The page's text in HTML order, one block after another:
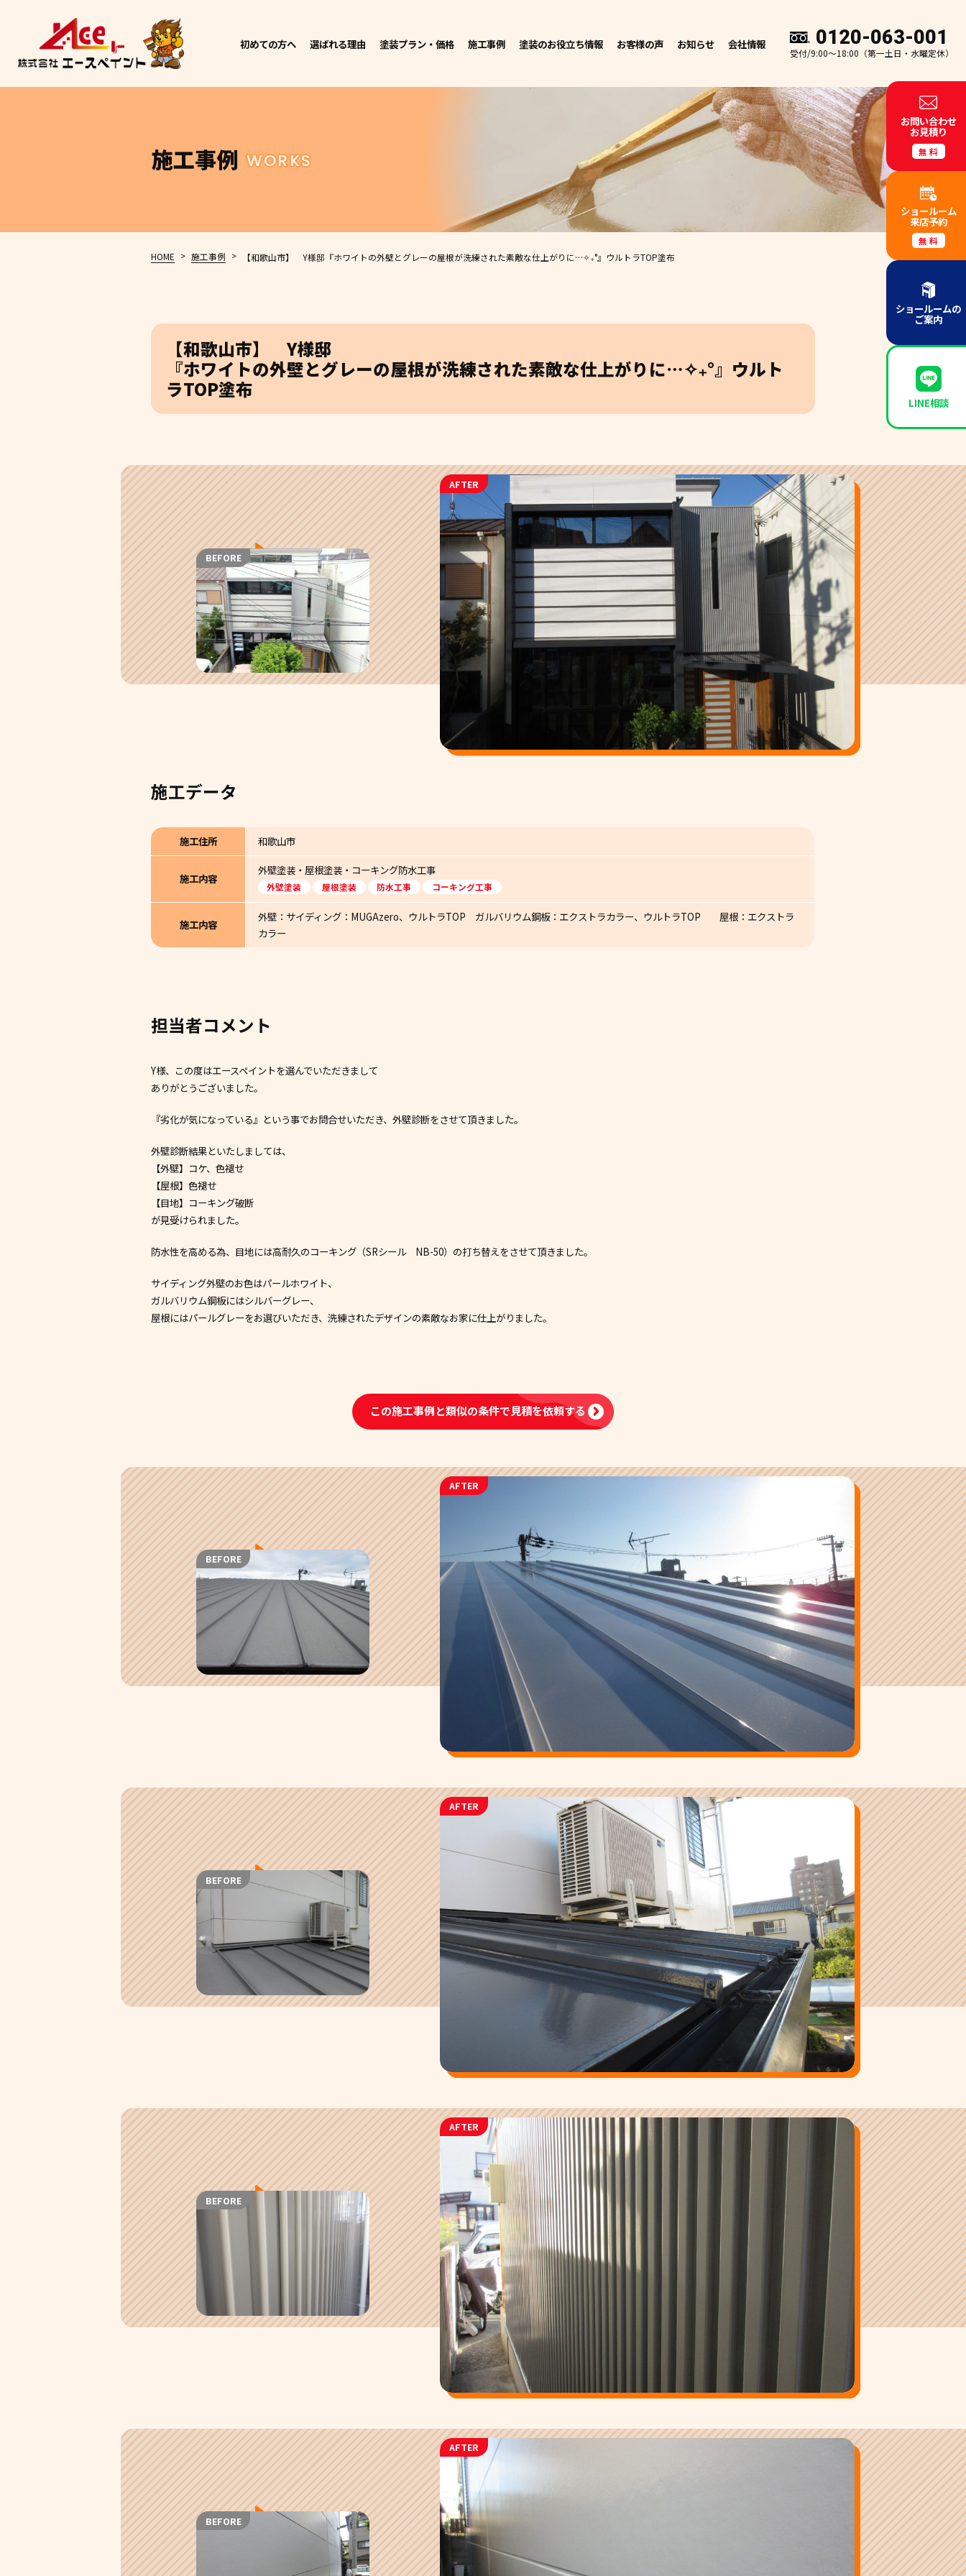
初めての方へ 選ばれる理由 塗装プラン・価格 施工事例 塗装のお役立ち情報 お客様の声 お知らせ 会社情報 0120-063-001
受付/9:00～18:00（第一土日・水曜定休）
施工事例 WORKS
HOME > 施工事例 > 【和歌山市】 Y様邸 『ホワイトの外壁とグレーの屋根が洗練された素敵な仕上がりに…✧₊°』ウルトラTOP塗布
【和歌山市】 Y様邸
『ホワイトの外壁とグレーの屋根が洗練された素敵な仕上がりに…✧₊°』ウルト
ラTOP塗布
BEFORE
AFTER
施工データ
施工住所 和歌山市
施工内容
外壁塗装・屋根塗装・コーキング防水工事
外壁塗装 屋根塗装 防水工事 コーキング工事
施工内容
外壁：サイディング：MUGAzero、ウルトラTOP ガルバリウム鋼板：エクストラカラー、ウルトラTOP 屋根：エクストラ
カラー
担当者コメント
Y様、この度はエースペイントを選んでいただきまして
ありがとうございました。
『劣化が気になっている』という事でお問合せいただき、外壁診断をさせて頂きました。
外壁診断結果といたしましては、
【外壁】コケ、色褪せ
【屋根】色褪せ
【目地】コーキング破断
が見受けられました。
防水性を高める為、目地には高耐久のコーキング（SRシール NB-50）の打ち替えをさせて頂きました。
サイディング外壁のお色はパールホワイト、
ガルバリウム鋼板にはシルバーグレー、
屋根にはパールグレーをお選びいただき、洗練されたデザインの素敵なお家に仕上がりました。
この施工事例と類似の条件で見積を依頼する
BEFORE
AFTER
BEFORE
AFTER
BEFORE
AFTER
BEFORE
AFTER
お問い合わせ
お見積り
無料
ショールーム
来店予約
無料
ショールームの
ご案内
LINE相談